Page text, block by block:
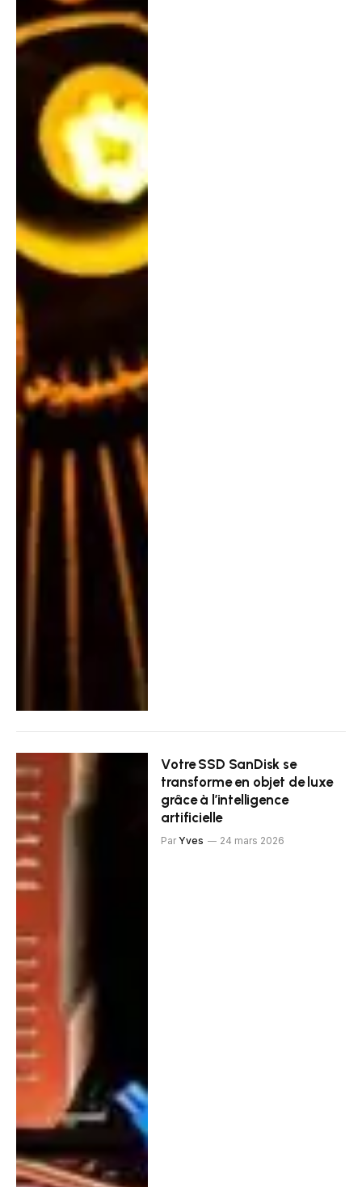
Votre SSD SanDisk se
transforme en objet de luxe
grâce à l’intelligence
artificielle
Par Yves 24 mars 2026